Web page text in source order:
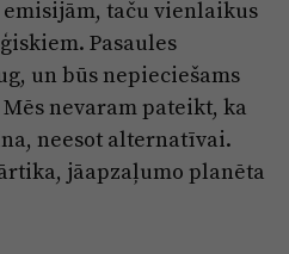
taču vienlaikus
Pasaules
un būs nepieciešams
nevaram pateikt, ka
neesot alternatīvai.
jāapzaļumo planēta